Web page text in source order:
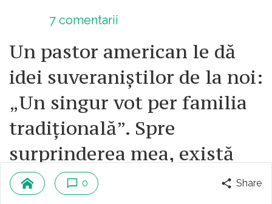
7 comentarii
Un pastor american le dă
idei suveraniștilor de la noi:
„Un singur vot per familia
tradițională”. Spre
surprinderea mea, există
femei care militează pentru
0 Share